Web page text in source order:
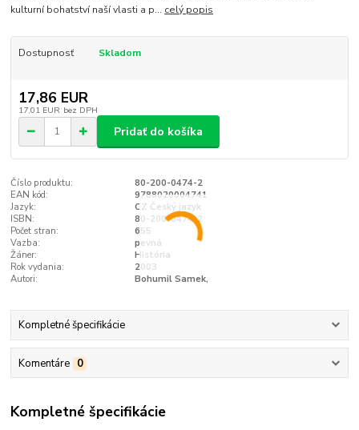
kulturní bohatství naší vlasti a p... celý popis
Dostupnosť Skladom
17,86 EUR
17,01 EUR bez DPH
Pridať do košíka
Číslo produktu:
80-200-0474-2
EAN kód:
9788020004741
Jazyk:
CZ Český jazyk
ISBN:
80-200-0474-2
Počet stran:
655
Vazba:
pevná
Žáner:
História
Rok vydania:
2003
Autori:
Bohumil Samek,
Kompletné špecifikácie
Komentáre 0
Kompletné špecifikácie